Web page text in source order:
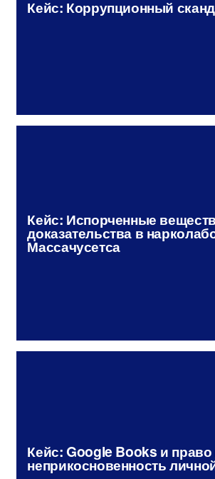
Кейс: Коррупционный
Кейс: Испорченные
доказательства в
Массачусетса
Кейс: Google Books и право
неприкосновенность